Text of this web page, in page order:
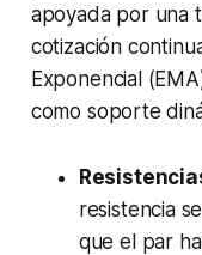
apoyada por una
cotización
Exponencial
como soporte
resistencia
que el par